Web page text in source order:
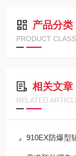
产品分类
PRODUCT
相关文章
RELATED
910EX防爆型